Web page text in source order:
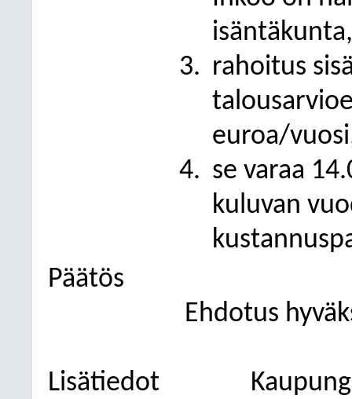
isäntäkunta,
rahoitus
euroa/
se varaa
kuluvan
Päätös
Ehdotus
Lisätiedot